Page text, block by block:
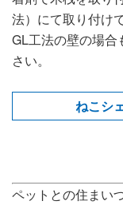
法）にて取り付け
GL工法の壁の場
さい。
ねこシ
ペットとの住まい